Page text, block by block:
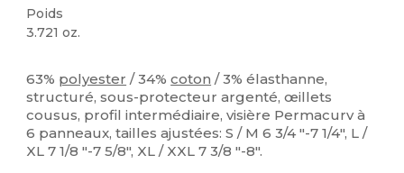
Poids
3.721 oz.
63% polyester / 34%coton / 3% élasthanne,
structuré, sous-protecteur argenté, œillets
cousus, profil intermédiaire, visière Permacurv à
6 panneaux, tailles ajustées: S / M 6 3/4 "-7 1/4", L /
XL 7 1/8 "-7 5/8", XL / XXL 7 3/8 "-8".